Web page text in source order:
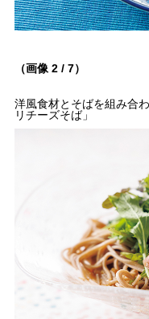
（画像 2 / 7）
洋風食材とそばを組み合
リチーズそば」